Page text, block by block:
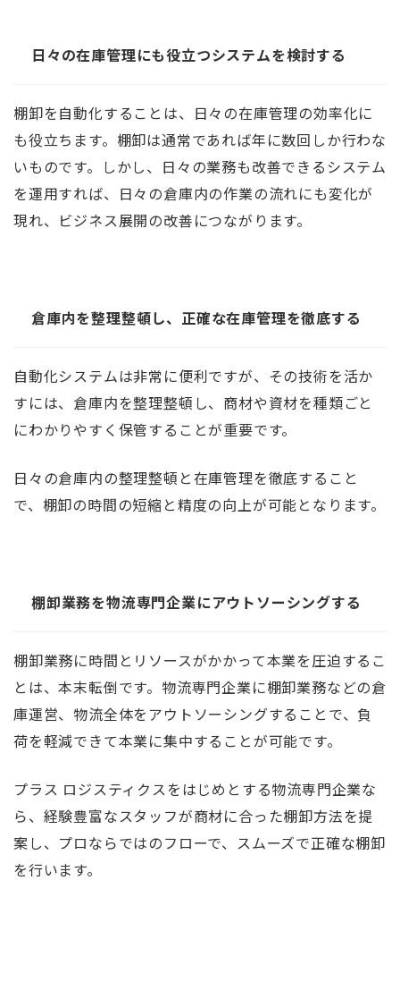
日々の在庫管理にも役立つシステムを検討する
棚卸を自動化することは、日々の在庫管理の効率化に
も役立ちます。棚卸は通常であれば年に数回しか行わな
いものです。しかし、日々の業務も改善できるシステム
を運用すれば、日々の倉庫内の作業の流れにも変化が
現れ、ビジネス展開の改善につながります。
倉庫内を整理整頓し、正確な在庫管理を徹底する
自動化システムは非常に便利ですが、その技術を活か
すには、倉庫内を整理整頓し、商材や資材を種類ごと
にわかりやすく保管することが重要です。
日々の倉庫内の整理整頓と在庫管理を徹底すること
で、棚卸の時間の短縮と精度の向上が可能となります。
棚卸業務を物流専門企業にアウトソーシングする
棚卸業務に時間とリソースがかかって本業を圧迫するこ
とは、本末転倒です。物流専門企業に棚卸業務などの倉
庫運営、物流全体をアウトソーシングすることで、負
荷を軽減できて本業に集中することが可能です。
プラス ロジスティクスをはじめとする物流専門企業な
ら、経験豊富なスタッフが商材に合った棚卸方法を提
案し、プロならではのフローで、スムーズで正確な棚卸
を行います。